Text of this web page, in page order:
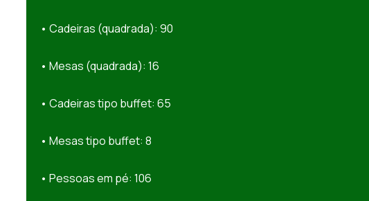
• Cadeiras (quadrada): 90
• Mesas (quadrada): 16
• Cadeiras tipo buffet: 65
• Mesas tipo buffet: 8
• Pessoas em pé: 106